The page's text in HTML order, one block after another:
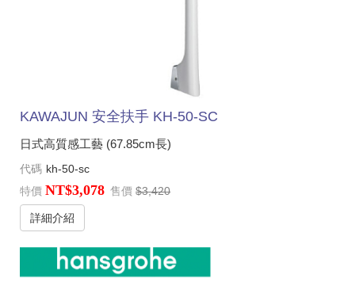
KAWAJUN 安全扶手 KH-50-SC
日式高質感工藝 (67.85cm長)
代碼 kh-50-sc
特價 NT$3,078 售價 $3,420
詳細介紹